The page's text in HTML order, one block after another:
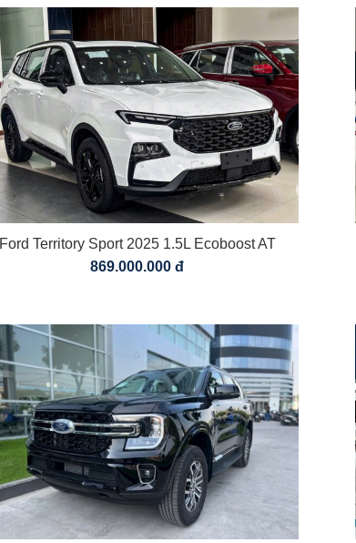
Ford Territory Sport 2025 1.5L Ecoboost AT
869.000.000 đ